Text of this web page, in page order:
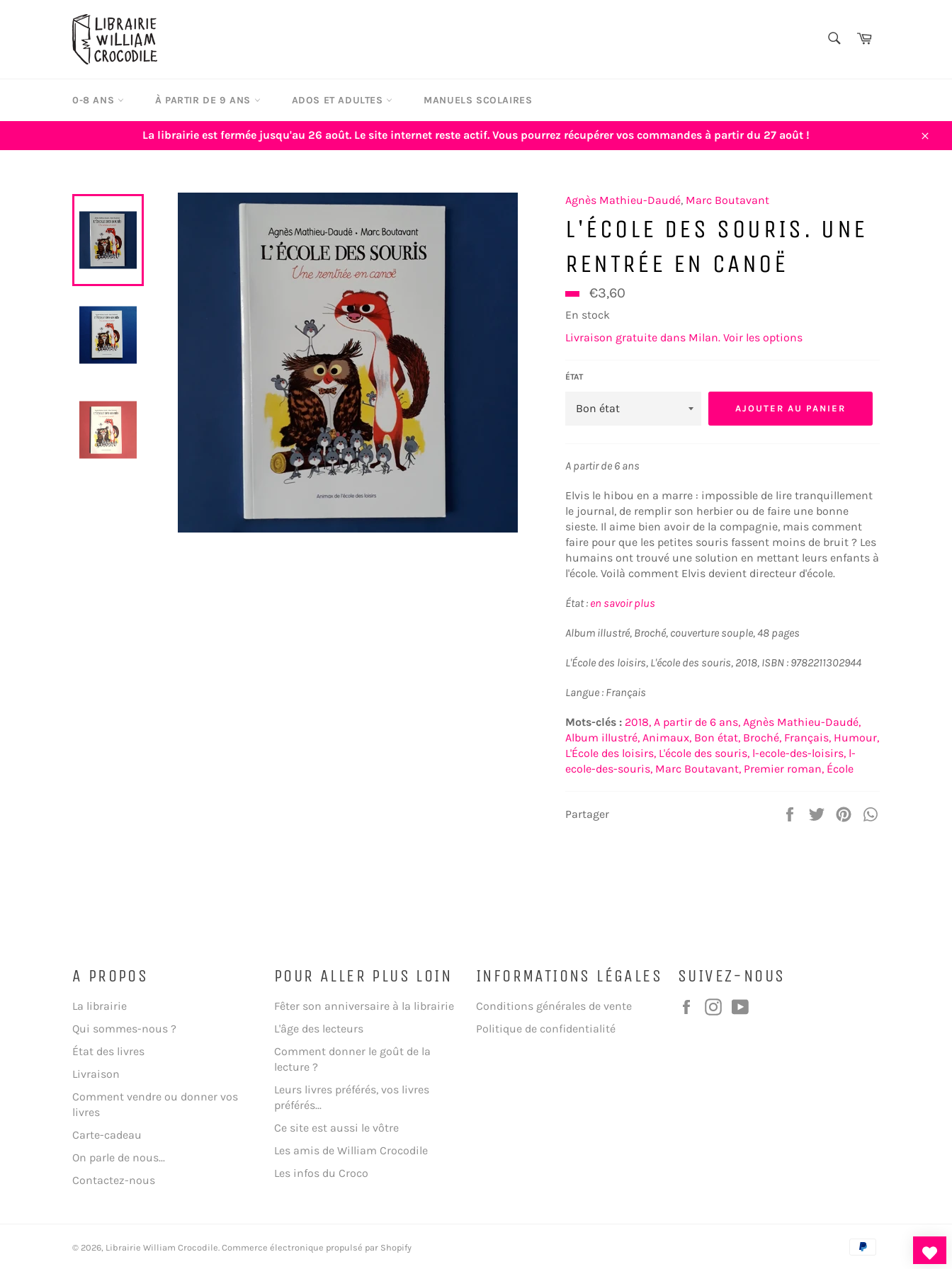
AUTEUR,Panier
0-8 ANS À PARTIR DE 9 ANS ADOS ET ADULTES MANUELS SCOLAIRES
La librairie est fermée jusqu'au 26 août. Le site internet reste actif. Vous pourrez récupérer vos commandes à partir du 27 août !
Close
Agnès Mathieu-Daudé, Marc Boutavant
L'ÉCOLE DES SOURIS. UNE
RENTRÉE EN CANOË
€3,60
En stock
Livraison gratuite dans Milan. Voir les options
ÉTAT
AJOUTER AU PANIER
A partir de 6 ans
Elvis le hibou en a marre : impossible de lire tranquillement
le journal, de remplir son herbier ou de faire une bonne
sieste. Il aime bien avoir de la compagnie, mais comment
faire pour que les petites souris fassent moins de bruit ? Les
humains ont trouvé une solution en mettant leurs enfants à
l'école. Voilà comment Elvis devient directeur d'école.
État : en savoir plus
Album illustré, Broché, couverture souple, 48 pages
L'École des loisirs, L'école des souris, 2018, ISBN : 9782211302944
Langue : Français
Mots-clés : 2018, A partir de 6 ans, Agnès Mathieu-Daudé,
Album illustré, Animaux, Bon état, Broché, Français, Humour,
L'École des loisirs, L'école des souris, l-ecole-des-loisirs, l-
ecole-des-souris, Marc Boutavant, Premier roman, École
Partager
PartagerTweeterÉpingler
A PROPOS
La librairie
Qui sommes-nous ?
État des livres
Livraison
Comment vendre ou donner vos
livres
Carte-cadeau
On parle de nous...
Contactez-nous
POUR ALLER PLUS LOIN
Fêter son anniversaire à la librairie
L'âge des lecteurs
Comment donner le goût de la
lecture ?
Leurs livres préférés, vos livres
préférés...
Ce site est aussi le vôtre
Les amis de William Crocodile
Les infos du Croco
INFORMATIONS LÉGALES
Conditions générales de vente
Politique de confidentialité
SUIVEZ-NOUS
FacebookInstagram
© 2026, Librairie William Crocodile Commerce électronique propulsé par Shopify
Moyens